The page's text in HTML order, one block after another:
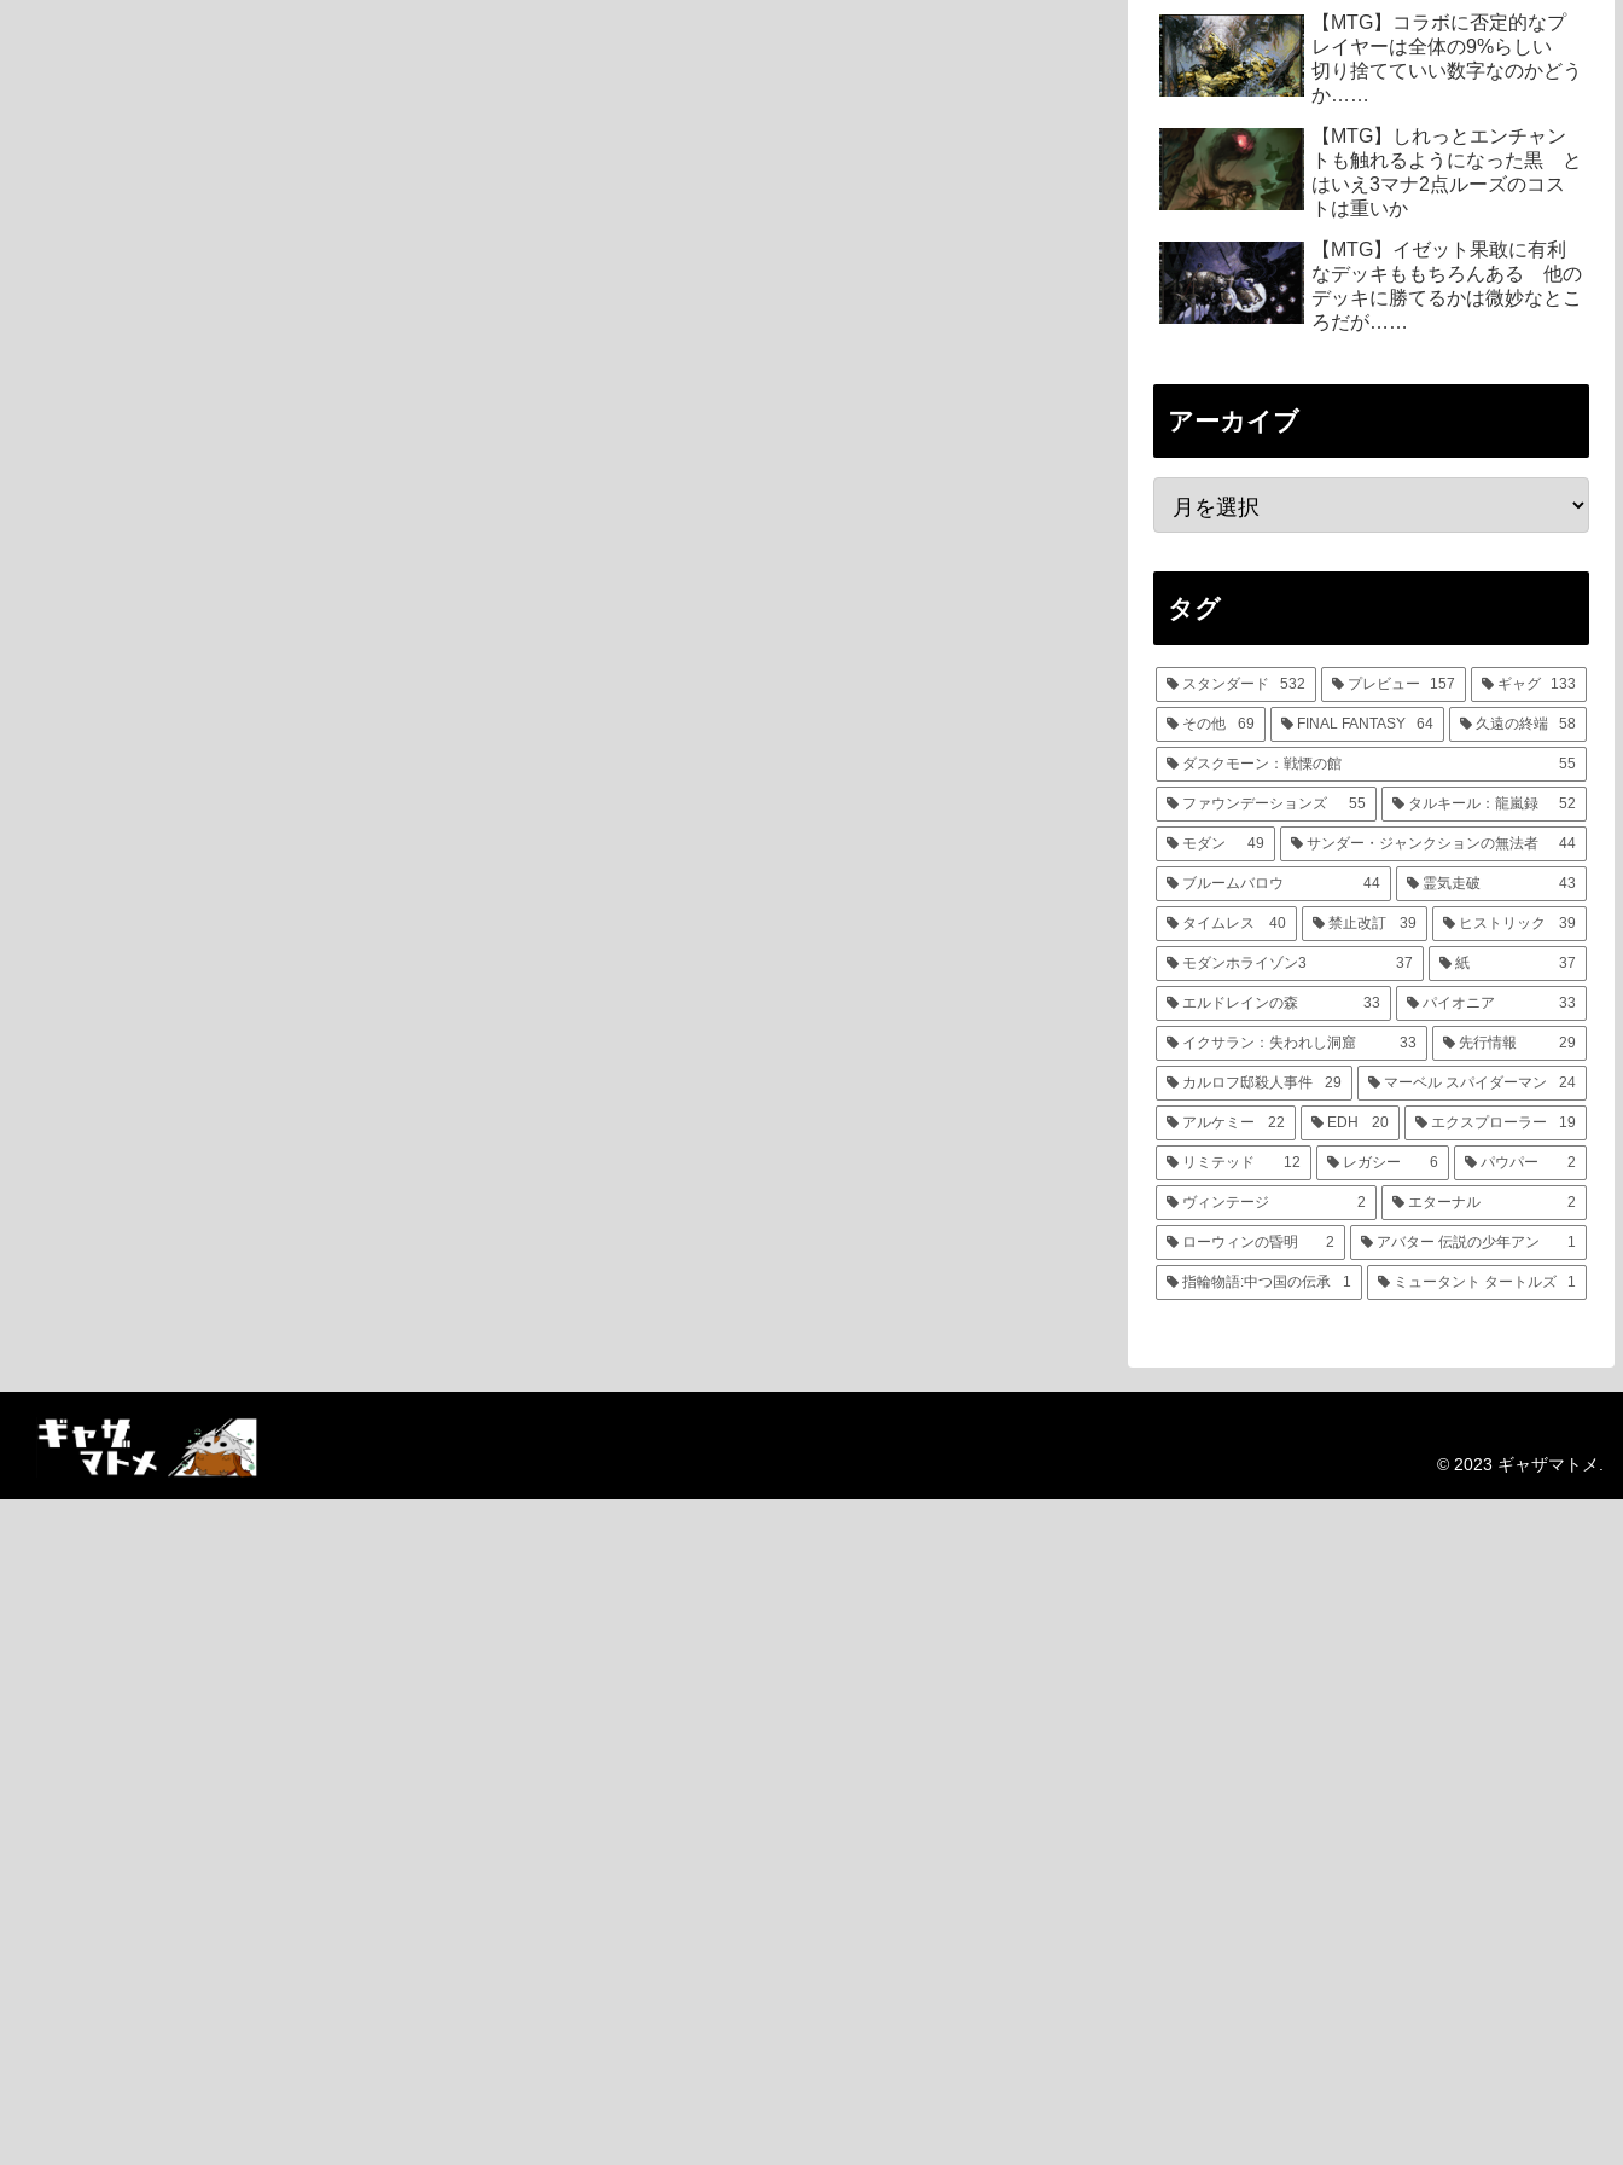
【MTG】コラボに否定的なプ
レイヤーは全体の9%らしい
切り捨てていい数字なのかどう
か……
【MTG】しれっとエンチャン
トも触れるようになった黒 と
はいえ3マナ2点ルーズのコス
トは重いか
【MTG】イゼット果敢に有利
なデッキももちろんある 他の
デッキに勝てるかは微妙なとこ
ろだが……
アーカイブ
タグ
スタンダード 532 プレビュー 157 ギャグ 133
その他 69 FINAL FANTASY 64 久遠の終端 58
ダスクモーン：戦慄の館 55
ファウンデーションズ 55 タルキール：龍嵐録 52
モダン 49 サンダー・ジャンクションの無法者 44
ブルームバロウ 44 霊気走破 43
タイムレス 40 禁止改訂 39 ヒストリック 39
モダンホライゾン3 37 紙 37
エルドレインの森 33 パイオニア 33
イクサラン：失われし洞窟 33 先行情報 29
カルロフ邸殺人事件 29 マーベル スパイダーマン 24
アルケミー 22 EDH 20 エクスプローラー 19
リミテッド 12 レガシー 6 パウパー 2
ヴィンテージ 2 エターナル 2
ローウィンの昏明 2 アバター 伝説の少年アン 1
指輪物語:中つ国の伝承 1 ミュータント タートルズ 1
© 2023 ギャザマトメ.